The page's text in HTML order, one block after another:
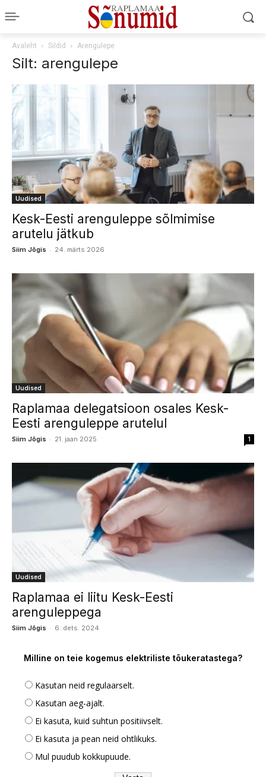
Avaleht Sildid Arengulepe
Silt: arengulepe
Uudised
Kesk-Eesti arenguleppe sõlmimise
arutelu jätkub
Siim Jõgis - 24. märts 2026
Uudised
Raplamaa delegatsioon osales Kesk-
Eesti arenguleppe arutelul
Siim Jõgis - 21. jaan 2025 1
Uudised
Raplamaa ei liitu Kesk-Eesti
arenguleppega
Siim Jõgis - 6. dets. 2024
Milline on teie kogemus elektriliste tõukeratastega?
Kasutan neid regulaarselt.
Kasutan aeg-ajalt.
Ei kasuta, kuid suhtun positiivselt.
Ei kasuta ja pean neid ohtlikuks.
Mul puudub kokkupuude.